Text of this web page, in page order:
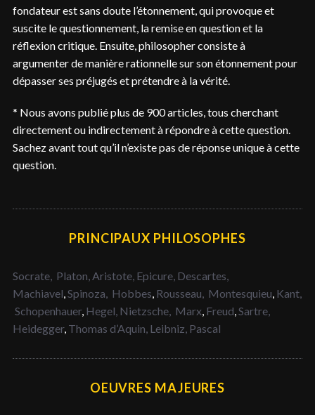
fondateur est sans doute l’étonnement, qui provoque et
suscite le questionnement, la remise en question et la
réflexion critique. Ensuite, philosopher consiste à
argumenter de manière rationnelle sur son étonnement pour
dépasser ses préjugés et prétendre à la vérité.
* Nous avons publié plus de 900 articles, tous cherchant
directement ou indirectement à répondre à cette question.
Sachez avant tout qu’il n’existe pas de réponse unique à cette
question.
PRINCIPAUX PHILOSOPHES
Socrate, Platon,Aristote, Epicure, Descartes,
Machiavel,Spinoza, Hobbes, Rousseau, Montesquieu, Kant,
Schopenhauer, Hegel, Nietzsche, Marx, Freud,Sartre,
Heidegger, Thomas d’Aquin, Leibniz, Pascal
OEUVRES MAJEURES